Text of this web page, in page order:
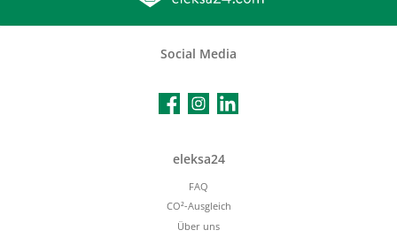
Social Media
FacebookInstagramLinkedIn
eleksa24
FAQ
CO²-Ausgleich
Über uns